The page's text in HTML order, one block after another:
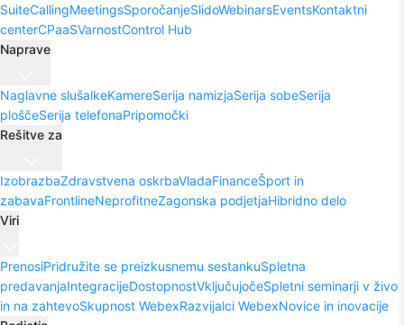
SuiteCallingMeetingsSporočanjeSlidoWebinarsEventsKontaktni
centerCPaaSVarnostControl Hub
Naprave
Naglavne slušalkeKamereSerija namizjaSerija sobeSerija
ploščeSerija telefonaPripomočki
Rešitve za
IzobrazbaZdravstvena oskrbaVladaFinanceŠport in
zabavaFrontlineNeprofitneZagonska podjetjaHibridno delo
Viri
PrenosiPridružite se preizkusnemu sestankuSpletna
predavanjaIntegracijeDostopnostVključujočeSpletni seminarji v živo
in na zahtevoSkupnost WebexRazvijalci WebexNovice in inovacije